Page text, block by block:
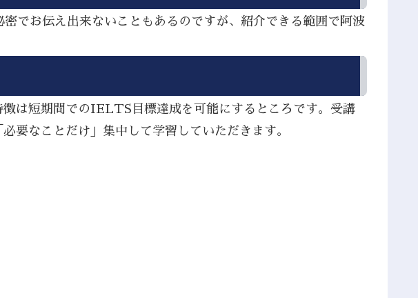
でお伝え出来ないこともあるのですが、紹介できる範囲で阿波
徴は短期間でのIELTS目標達成を可能にするところです。受講
要なことだけ」集中して学習していただきます。